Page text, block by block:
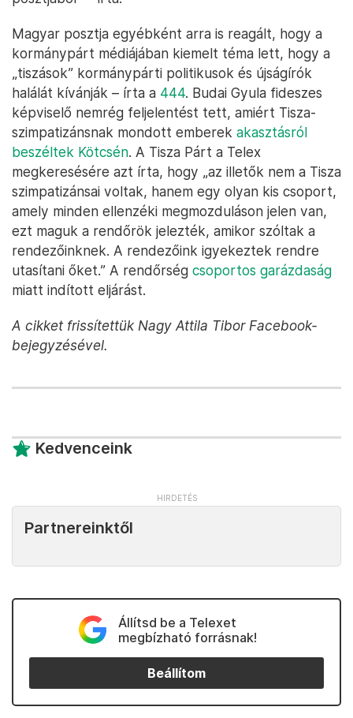
Magyar posztja egyébként arra is reagált, hogy a
kormánypárt médiájában kiemelt téma lett, hogy a
„tiszások” kormánypárti politikusok és újságírók
halálát kívánják – írta a 444. Budai Gyula fideszes
képviselő nemrég feljelentést tett, amiért Tisza-
szimpatizánsnak mondott emberek akasztásról
beszéltek Kötcsén. A Tisza Párt a Telex
megkeresésére azt írta, hogy „az illetők nem a Tisza
szimpatizánsai voltak, hanem egy olyan kis csoport,
amely minden ellenzéki megmozduláson jelen van,
ezt maguk a rendőrök jelezték, amikor szóltak a
rendezőinknek. A rendezőink igyekeztek rendre
utasítani őket.” A rendőrség csoportos garázdaság
miatt indított eljárást.
A cikket frissítettük Nagy Attila Tibor Facebook-
bejegyzésével.
Kedvenceink
Partnereinktől
Állítsd be a Telexet
megbízható forrásnak!
Beállítom